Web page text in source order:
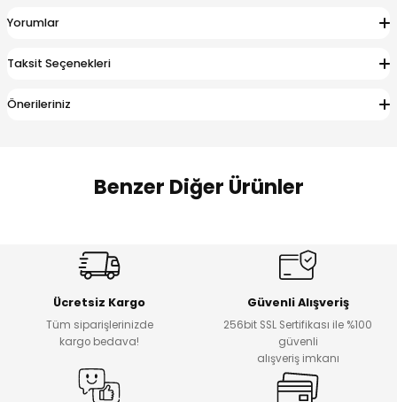
Yorumlar
Taksit Seçenekleri
Önerileriniz
Benzer Diğer Ürünler
Onca Çizgili Erkek Çocuk Şort
Urban Fit Erkek Çocuk Pantolon
Kampçı Minik Erkek Çocuk 2'li Şortlu Takım
Ücretsiz Kargo
Tüm siparişlerinizde
kargo bedava!
Güvenli Alışveriş
256bit SSL Sertifikası ile %100
güvenli
alışveriş imkanı
ve Taç